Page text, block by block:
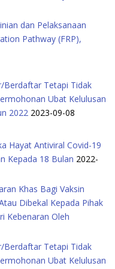
dan Pelaksanaan
Pathway (FRP),
Berdaftar Tetapi Tidak
Ubat Kelulusan
2022 2023-09-08
Hayat Antiviral Covid-19
Kepada 18 Bulan 2022-
Khas Bagi Vaksin
Dibekal Kepada Pihak
Kebenaran Oleh
Berdaftar Tetapi Tidak
Ubat Kelulusan